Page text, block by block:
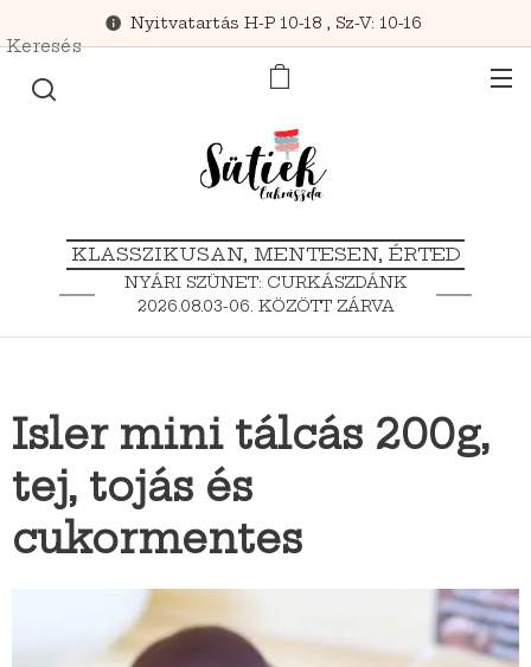
Nyitvatartás H-P 10-18 , Sz-V: 10-16
KLASSZIKUSAN, MENTESEN, ÉRTED
NYÁRI SZÜNET: CURKÁSZDÁNK
2026.08.03-06. KÖZÖTT ZÁRVA
Keresés
Isler mini tálcás 200g,
tej, tojás és
cukormentes